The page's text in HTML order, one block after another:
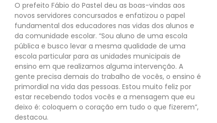
O prefeito Fábio do Pastel deu as boas-vindas aos
novos servidores concursados e enfatizou o papel
fundamental dos educadores nas vidas dos alunos e
da comunidade escolar. “Sou aluno de uma escola
pública e busco levar a mesma qualidade de uma
escola particular para as unidades municipais de
ensino em que realizamos alguma intervenção. A
gente precisa demais do trabalho de vocês, o ensino é
primordial na vida das pessoas. Estou muito feliz por
estar recebendo todos vocês e a mensagem que eu
deixo é: coloquem o coração em tudo o que fizerem”,
destacou.